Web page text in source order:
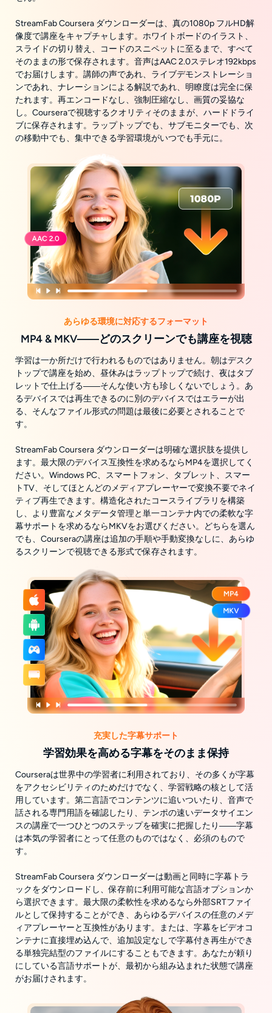
StreamFab Coursera ダウンローダーは、真の1080p フルHD解
像度で講座をキャプチャします。ホワイトボードのイラスト、
スライドの切り替え、コードのスニペットに至るまで、すべて
そのままの形で保存されます。音声はAAC 2.0ステレオ192kbps
でお届けします。講師の声であれ、ライブデモンストレーショ
ンであれ、ナレーションによる解説であれ、明瞭度は完全に保
たれます。再エンコードなし、強制圧縮なし、画質の妥協な
し。Courseraで視聴するクオリティそのままが、ハードドライ
ブに保存されます。ラップトップでも、サブモニターでも、次
の移動中でも、集中できる学習環境がいつでも手元に。
あらゆる環境に対応するフォーマット
MP4 & MKV――どのスクリーンでも講座を視聴
学習は一か所だけで行われるものではありません。朝はデスク
トップで講座を始め、昼休みはラップトップで続け、夜はタブ
レットで仕上げる――そんな使い方も珍しくないでしょう。あ
るデバイスでは再生できるのに別のデバイスではエラーが出
る、そんなファイル形式の問題は最後に必要とされることで
す。
StreamFab Coursera ダウンローダーは明確な選択肢を提供し
ます。最大限のデバイス互換性を求めるならMP4を選択してく
ださい。Windows PC、スマートフォン、タブレット、スマー
トTV、そしてほとんどのメディアプレーヤーで変換不要でネイ
ティブ再生できます。構造化されたコースライブラリを構築
し、より豊富なメタデータ管理と単一コンテナ内での柔軟な字
幕サポートを求めるならMKVをお選びください。どちらを選ん
でも、Courseraの講座は追加の手順や手動変換なしに、あらゆ
るスクリーンで視聴できる形式で保存されます。
充実した字幕サポート
学習効果を高める字幕をそのまま保持
Courseraは世界中の学習者に利用されており、その多くが字幕
をアクセシビリティのためだけでなく、学習戦略の核として活
用しています。第二言語でコンテンツに追いついたり、音声で
話される専門用語を確認したり、テンポの速いデータサイエン
スの講座で一つひとつのステップを確実に把握したり――字幕
は本気の学習者にとって任意のものではなく、必須のもので
す。
StreamFab Coursera ダウンローダーは動画と同時に字幕トラ
ックをダウンロードし、保存前に利用可能な言語オプションか
ら選択できます。最大限の柔軟性を求めるなら外部SRTファイ
ルとして保持することができ、あらゆるデバイスの任意のメデ
ィアプレーヤーと互換性があります。または、字幕をビデオコ
ンテナに直接埋め込んで、追加設定なしで字幕付き再生ができ
る単独完結型のファイルにすることもできます。あなたが頼り
にしている言語サポートが、最初から組み込まれた状態で講座
がお届けされます。